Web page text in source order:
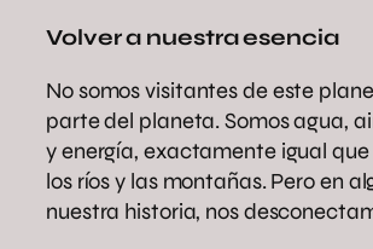
Volver a nuestra esencia
No somos visitantes de este
parte del planeta. Somos agua,
y energía, exactamente igual que
los ríos y las montañas. Pero en
nuestra historia, nos